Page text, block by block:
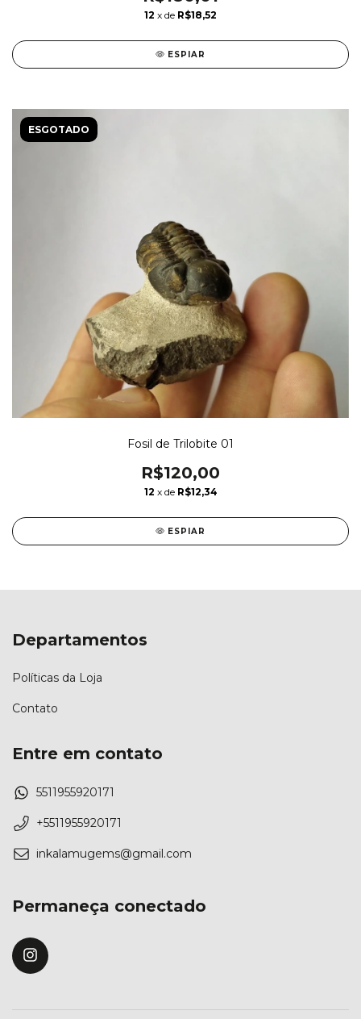
12 x de R$18,52
ESPIAR
ESGOTADO
Fosil de Trilobite 01
R$120,00
12 x de R$12,34
ESPIAR
Departamentos
Políticas da Loja
Contato
Entre em contato
5511955920171
+5511955920171
inkalamugems@gmail.com
Permaneça conectado